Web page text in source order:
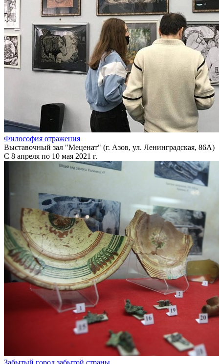
Философия отражения
Выставочный зал "Меценат" (г. Азов, ул. Ленинградская, 86А)
С 8 апреля по 10 мая 2021 г.
Забытый город забытой страны